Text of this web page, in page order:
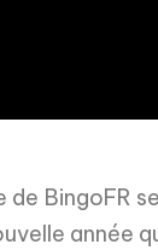
de BingoFR
année